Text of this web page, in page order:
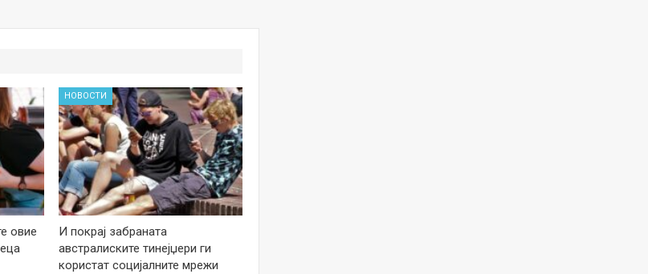
овие
НОВОСТИ
И покрај забраната
австралиските тинејџери ги
користат социјалните мрежи